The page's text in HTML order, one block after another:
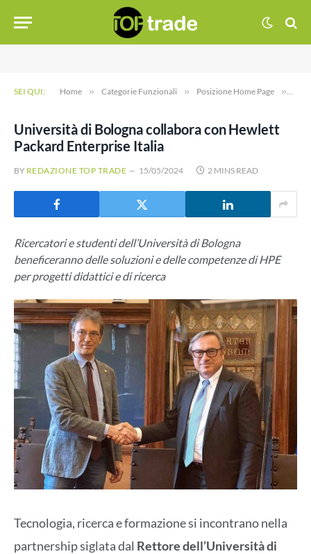
SEI QUI: Home » Categorie Funzionali » Posizione Home Page »
Università di Bologna collabora con Hewlett
Packard Enterprise Italia
BY REDAZIONE TOP TRADE 15/05/2024 2 MINS READ
Ricercatori e studenti dell’Università di Bologna
beneficeranno delle soluzioni e delle competenze di HPE
per progetti didattici e di ricerca
Tecnologia, ricerca e formazione si incontrano nella
partnership siglata dal Rettore dell’Università di